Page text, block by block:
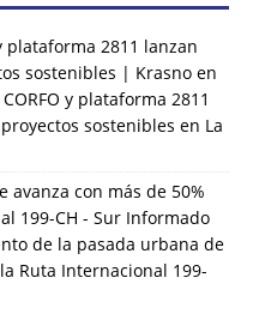
plataforma 2811 lanzan
sostenibles | Krasno en
y plataforma 2811
sostenibles en La
con más de 50%
199-CH - Sur Informado
de la pasada urbana de
Ruta Internacional 199-